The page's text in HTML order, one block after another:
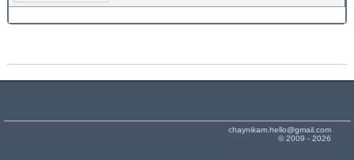
chaynikam.hello@gmail.com
© 2009 - 2026